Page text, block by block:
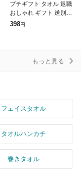
プチギフト タオル 退職
おしゃれ ギフト 送別会
お返し 500円 以下 プレ
398円
もっと見る
フェイスタオル
タオルハンカチ
巻きタオル